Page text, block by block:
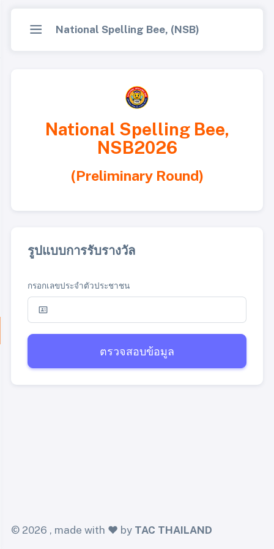
National Spelling Bee, (NSB)
National Spelling Bee,
NSB2026
(Preliminary Round)
รูปแบบการรับรางวัล
กรอกเลขประจำตัวประชาชน
ตรวจสอบข้อมูล
© 2026 , made with ❤️ by TAC THAILAND